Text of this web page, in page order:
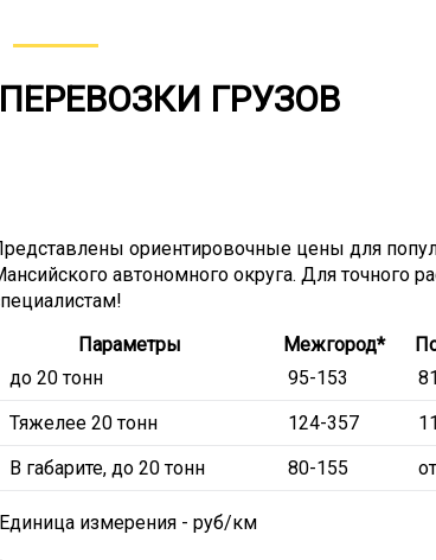
ГРУЗОВ
ориентировочные цены для
автономного округа. Для точного
Параметры
Межгород*
до 20 тонн
95-153
Тяжелее 20 тонн
124-357
В габарите, до 20 тонн
80-155
измерения - руб/км